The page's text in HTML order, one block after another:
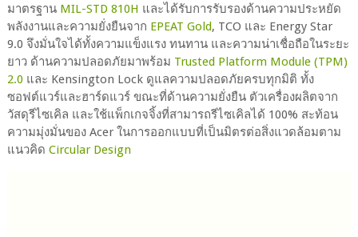
มาตรฐาน MIL-STD 810H และได้รับการรับรองด้านความประหยัด
พลังงานและความยั่งยืนจาก EPEAT Gold, TCO และ Energy Star
9.0 จึงมั่นใจได้ทั้งความแข็งแรง ทนทาน และความน่าเชื่อถือในระยะ
ยาว ด้านความปลอดภัยมาพร้อม Trusted Platform Module (TPM)
2.0 และ Kensington Lock ดูแลความปลอดภัยครบทุกมิติ ทั้ง
ซอฟต์แวร์และฮาร์ดแวร์ ขณะที่ด้านความยั่งยืน ตัวเครื่องผลิตจาก
วัสดุรีไซเคิล และใช้แพ็กเกจจิ้งที่สามารถรีไซเคิลได้ 100% สะท้อน
ความมุ่งมั่นของ Acer ในการออกแบบที่เป็นมิตรต่อสิ่งแวดล้อมตาม
แนวคิด Circular Design